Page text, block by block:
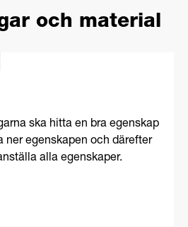
och material
ska hitta en bra egenskap
ner egenskapen och därefter
alla egenskaper.